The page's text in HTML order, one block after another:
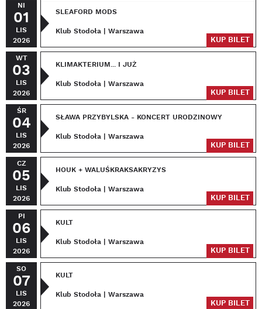
NI
01
LIS
2026
SLEAFORD MODS
Klub Stodoła | Warszawa
KUP BILET
WT
03
LIS
2026
KLIMAKTERIUM... I JUŻ
Klub Stodoła | Warszawa
KUP BILET
ŚR
04
LIS
2026
SŁAWA PRZYBYLSKA - KONCERT URODZINOWY
Klub Stodoła | Warszawa
KUP BILET
CZ
05
LIS
2026
HOUK + WALUŚKRAKSAKRYZYS
Klub Stodoła | Warszawa
KUP BILET
PI
06
LIS
2026
KULT
Klub Stodoła | Warszawa
KUP BILET
SO
07
LIS
2026
KULT
Klub Stodoła | Warszawa
KUP BILET